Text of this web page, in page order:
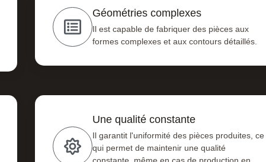
Géométries complexes
Il est capable de fabriquer des pièces aux
formes complexes et aux contours détaillés.
Une qualité constante
Il garantit l'uniformité des pièces produites, ce
qui permet de maintenir une qualité